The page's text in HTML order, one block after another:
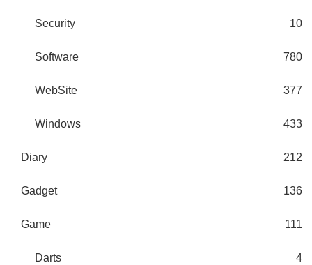
Security 10
Software 780
WebSite 377
Windows 433
Diary 212
Gadget 136
Game 111
Darts 4